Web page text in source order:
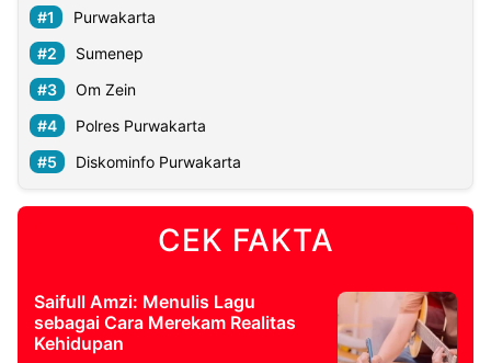
Purwakarta
Sumenep
Om Zein
Polres Purwakarta
Diskominfo Purwakarta
CEK FAKTA
Saifull Amzi: Menulis Lagu
sebagai Cara Merekam Realitas
Kehidupan